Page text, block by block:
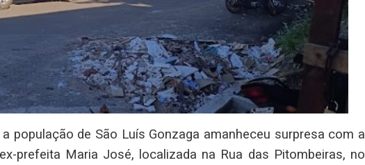
população de São Luís Gonzaga amanheceu surpresa com a
prefeita Maria José, localizada na Rua das Pitombeiras, no